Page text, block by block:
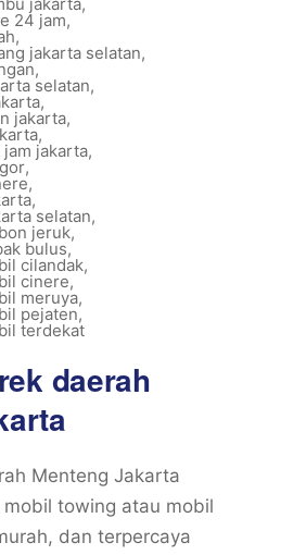
24 jam,
,
jakarta selatan,
,
selatan,
,
jakarta,
,
jakarta,
,
,
,
selatan,
jeruk,
bulus,
cilandak,
cinere,
meruya,
pejaten,
terdekat
daerah
Menteng Jakarta
towing atau mobil
dan terpercaya